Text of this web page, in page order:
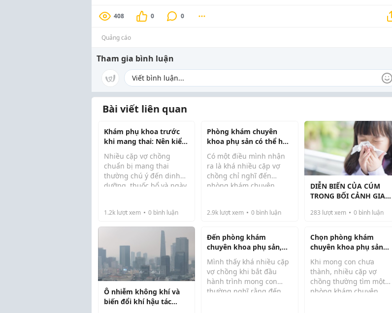
408 0 0
Quảng cáo
Tham gia bình luận
Bài viết liên quan
Khám phụ khoa trước
khi mang thai: Nên kiểm
tra gì để tránh làm xét
nghiệm tràn lan?
Nhiều cặp vợ chồng
chuẩn bị mang thai
thường chú ý đến dinh
dưỡng, thuốc bổ và ngày
khỏe phụ khoa. Trong khi
đó, một số vấn đề như
viêm nhiễm, rối loạn ch...
1.2k lượt xem 0 bình luận
Phòng khám chuyên
khoa phụ sản có thể hỗ
trợ những vấn đề nào?
Có một điều mình nhận
ra là khá nhiều cặp vợ
chồng chỉ nghĩ đến
phòng khám chuyên
nguyệt bất thường hoặc
Nhưng thực tế, nơi đây
có thể...
2.9k lượt xem 0 bình luận
DIỄN BIẾN CỦA CÚM
TRONG BỐI CẢNH GIAO
NHIỄM BỆNH TRUYỀN
283 lượt xem 0bình luận
Ô nhiễm không khí và
biến đổi khí hậu tác
Đến phòng khám
chuyên khoa phụ sản,
chị em thường được tư
vấn những gì?
Mình thấy khá nhiều cặp
vợ chồng khi bắt đầu
hành trình mong con
thường nghĩ rằng đến
Chọn phòng khám
chuyên khoa phụ sản
khi đang mong con: Nên
nhìn vào điều gì?
Khi mong con chưa
thành, nhiều cặp vợ
chồng thường tìm một
phòng khám chuyên